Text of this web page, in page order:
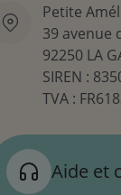
Petite
39 avenue
92250 LA
SIREN :
TVA :
Aide et